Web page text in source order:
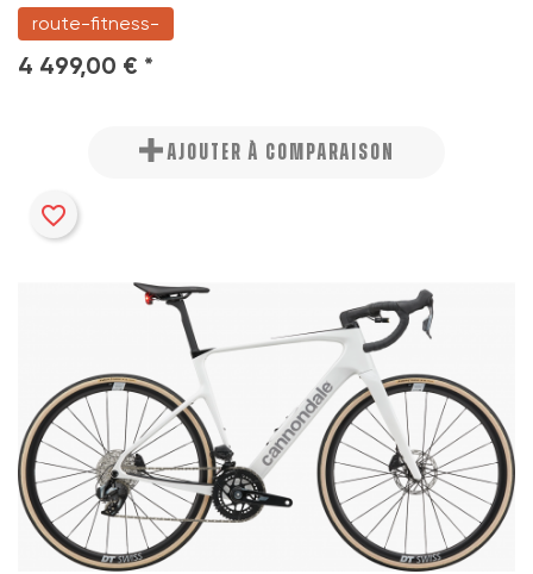
route-fitness-
4 499,00 € *
AJOUTER À COMPARAISON
favorite_border